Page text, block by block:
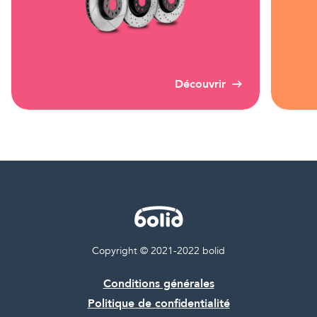
Découvrir
Copyright © 2021-2022 bolid
Conditions générales
Politique de confidentialité